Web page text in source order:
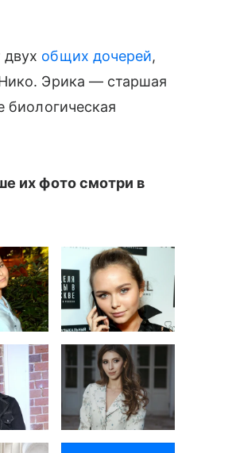
общих дочерей,
Эрика — старшая
биологическая
их фото смотри в